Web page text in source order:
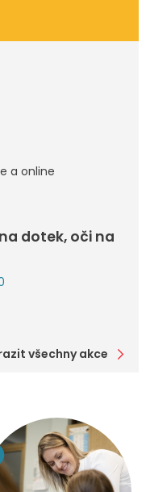
a online
dotek, oči na
všechny akce